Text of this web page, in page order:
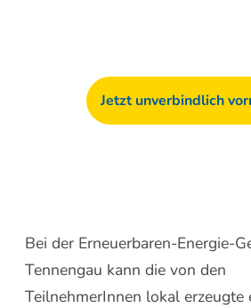
Jetzt unverbindlich
Bei der Erneuerbaren-Energie-
Tennengau kann die von den
TeilnehmerInnen lokal erzeugte